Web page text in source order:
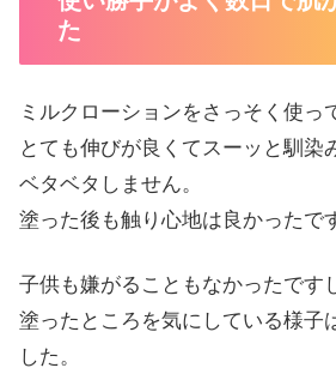
た
ミルクローションをさっそく使っ
とても伸びが良くてスーッと馴染
ベタベタしません。
塗った後も触り心地は良かったで
子供も嫌がることもなかったです
塗ったところを気にしている様子
した。